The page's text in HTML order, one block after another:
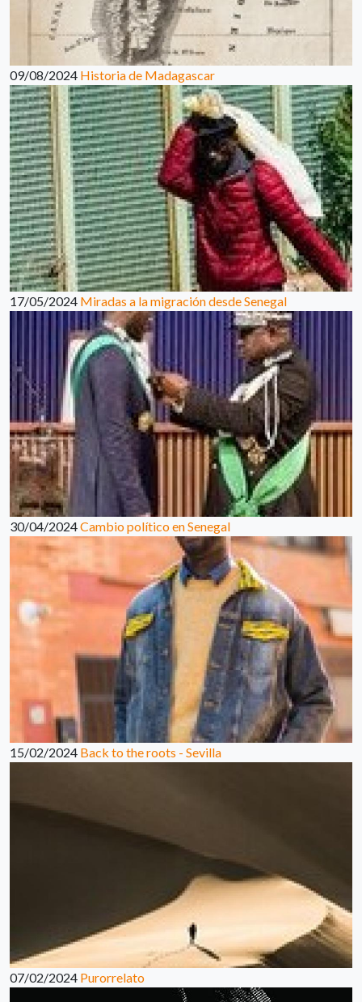
09/08/2024 Historia de Madagascar
17/05/2024 Miradas a la migración desde Senegal
30/04/2024Cambio político en Senegal
15/02/2024 Back to the roots - Sevilla
07/02/2024 Purorrelato